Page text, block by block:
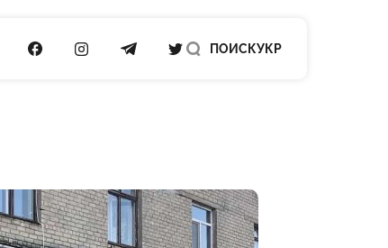
ПОСИЛАННЯ НА FACEBOOK
ПОСИЛАННЯ НА INSTAGRAM
ПОСИЛАННЯ НА TELEGRAM
ПОСИЛАННЯ НА TWITTER
ПОИСКУКР